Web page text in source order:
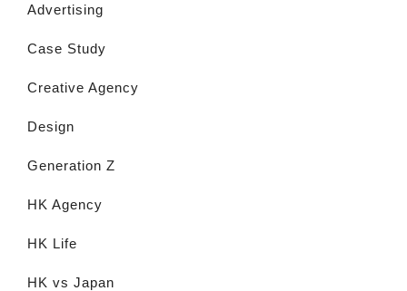
Advertising
Case Study
Creative Agency
Design
Generation Z
HK Agency
HK Life
HK vs Japan